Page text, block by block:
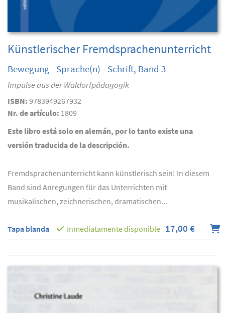
Künstlerischer Fremdsprachenunterricht
Bewegung - Sprache(n) - Schrift, Band 3
Impulse aus der Waldorfpädagogik
ISBN: 9783949267932
Nr. de artículo: 1809
Este libro está solo en alemán, por lo tanto existe una
versión traducida de la descripción.
Fremdsprachenunterricht kann künstlerisch sein! In diesem
Band sind Anregungen für das Unterrichten mit
musikalischen, zeichnerischen, dramatischen...
Tapa blanda Inmediatamente disponible 17,00 €